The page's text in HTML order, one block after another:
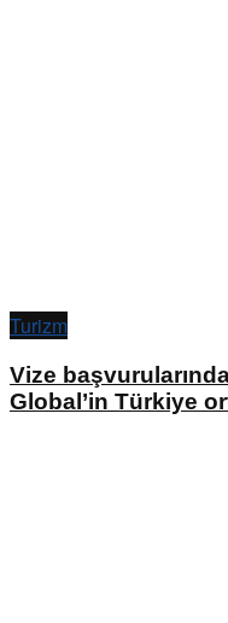
Turizm
Vize
Global’in Türkiye